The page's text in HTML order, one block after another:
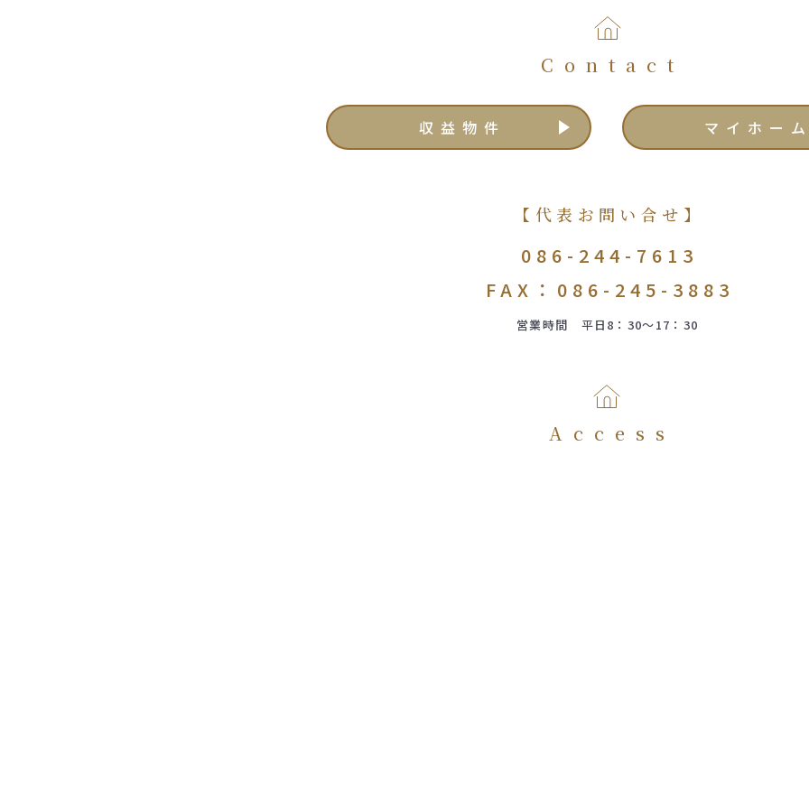
Contact
収益物件 マイホー
【代表お問い合せ】
086-244-7613
FAX：086-245-3883
営業時間 平日8：30～17：30
Access